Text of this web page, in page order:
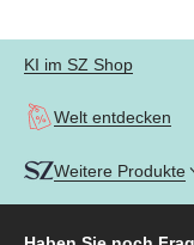
KI im SZ Shop
Welt entdecken
Weitere Produkte